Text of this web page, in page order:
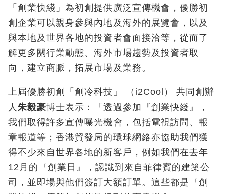
「創業快綫」為初創提供廣泛宣傳機會，優勝初
創企業可以親身參與內地及海外的展覽會，以及
與本地及世界各地的投資者會面接洽等，從而了
解更多關行業動態、海外市場趨勢及投資者取
向，建立商脈，拓展市場及業務。
上屆優勝初創「創冷科技」 （i2Cool） 共同創辦
人 朱毅豪博士表示：「透過參加『創業快綫』，
我們取得許多宣傳曝光機會，包括電視訪問、報
章報道等；香港貿發局的環球網絡亦協助我們獲
得不少來自世界各地的新客戶，例如我們在去年
12月的『創業日』，認識到來自菲律賓的建築公
司，並即場與他們簽訂大額訂單。這些都是『創